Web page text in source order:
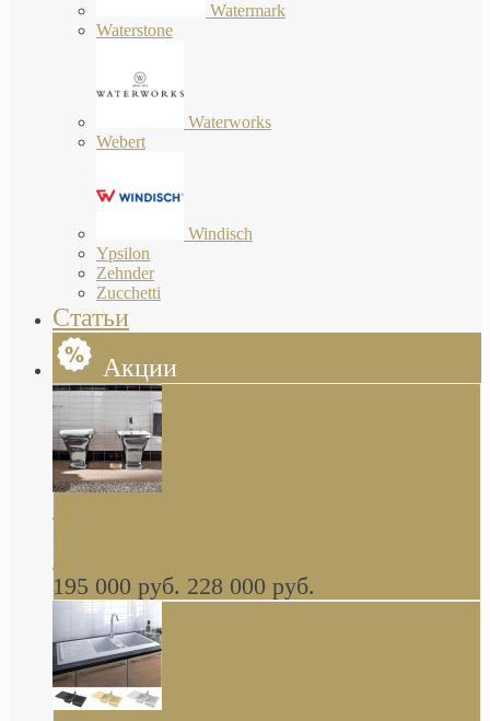
Watermark
Waterstone
Waterworks
Webert
Windisch
Ypsilon
Zehnder
Zucchetti
Статьи
Акции
Butterfly Scarabeo КОМПЛЕКТ санфаянса
глянцевая платина В НАЛИЧИИ
195 000 руб. 228 000 руб.